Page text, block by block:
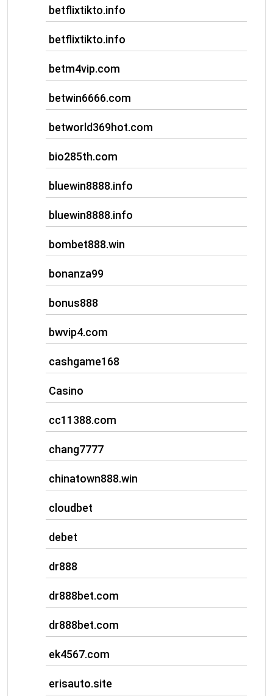
betflixtikto.info
betflixtikto.info
betm4vip.com
betwin6666.com
betworld369hot.com
bio285th.com
bluewin8888.info
bluewin8888.info
bombet888.win
bonanza99
bonus888
bwvip4.com
cashgame168
Casino
cc11388.com
chang7777
chinatown888.win
cloudbet
debet
dr888
dr888bet.com
dr888bet.com
ek4567.com
erisauto.site